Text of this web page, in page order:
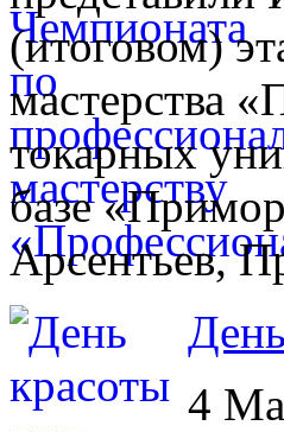
(итоговом)
мастерства
токарных
базе
Арсентьев,
4